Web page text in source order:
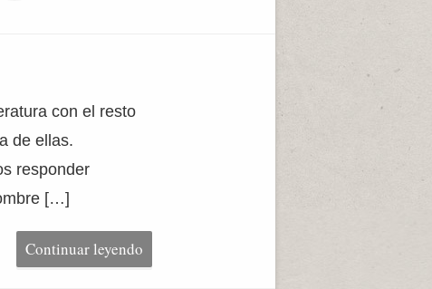
con el resto
de ellas.
responder
[…]
Continuar leyendo